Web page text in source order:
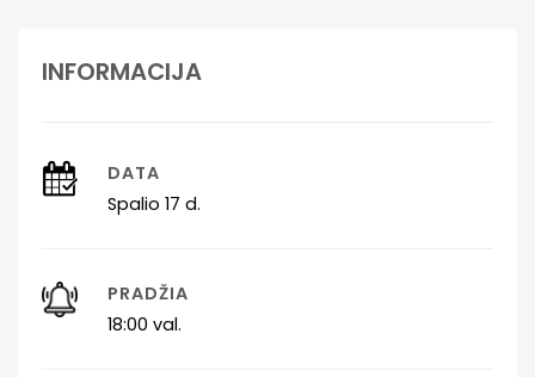
INFORMACIJA
DATA
Spalio 17 d.
PRADŽIA
18:00 val.